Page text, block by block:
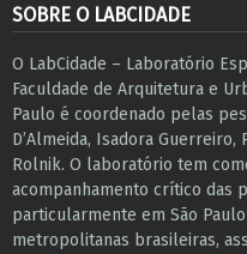
SOBRE O LABCIDADE
O LabCidade – Laboratório
Faculdade de Arquitetura e
Paulo é coordenado pelas
D’Almeida, Isadora
Rolnik. O laboratório tem
acompanhamento crítico das
particularmente em São
metropolitanas brasileiras,